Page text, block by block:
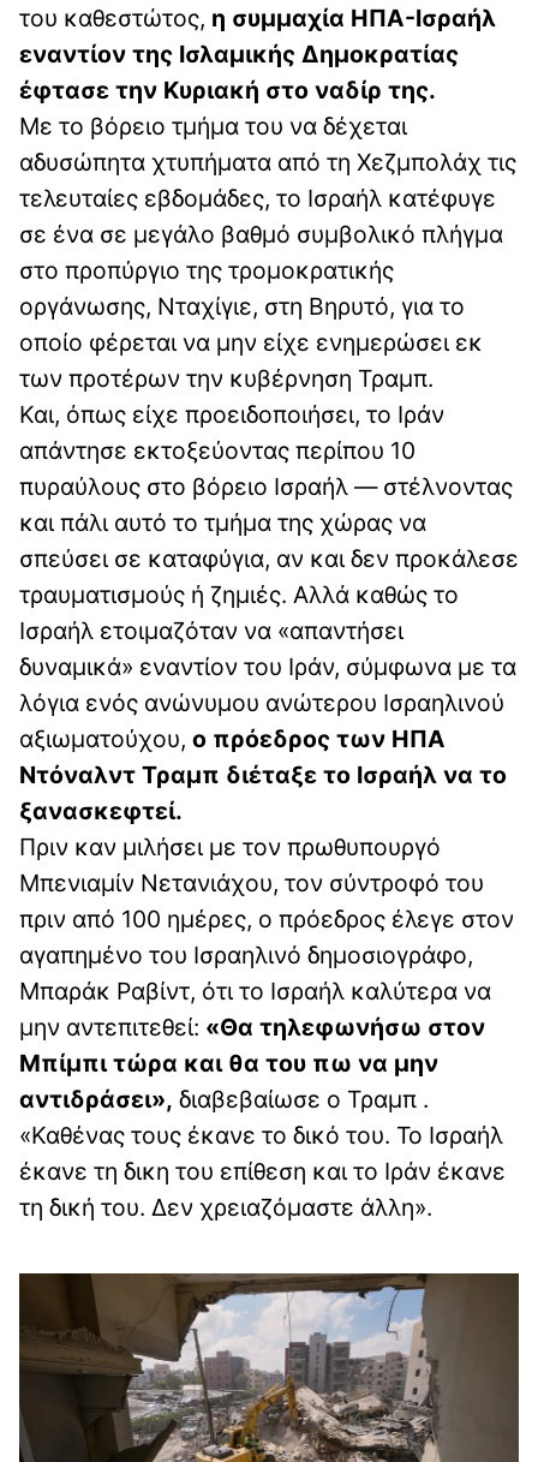
του καθεστώτος, η συμμαχία ΗΠΑ-Ισραήλ
εναντίον της Ισλαμικής Δημοκρατίας
έφτασε την Κυριακή στο ναδίρ της.
Με το βόρειο τμήμα του να δέχεται
αδυσώπητα χτυπήματα από τη Χεζμπολάχ τις
τελευταίες εβδομάδες, το Ισραήλ κατέφυγε
σε ένα σε μεγάλο βαθμό συμβολικό πλήγμα
στο προπύργιο της τρομοκρατικής
οργάνωσης, Νταχίγιε, στη Βηρυτό, για το
οποίο φέρεται να μην είχε ενημερώσει εκ
των προτέρων την κυβέρνηση Τραμπ.
Και, όπως είχε προειδοποιήσει, το Ιράν
απάντησε εκτοξεύοντας περίπου 10
πυραύλους στο βόρειο Ισραήλ — στέλνοντας
και πάλι αυτό το τμήμα της χώρας να
σπεύσει σε καταφύγια, αν και δεν προκάλεσε
τραυματισμούς ή ζημιές. Αλλά καθώς το
Ισραήλ ετοιμαζόταν να «απαντήσει
δυναμικά» εναντίον του Ιράν, σύμφωνα με τα
λόγια ενός ανώνυμου ανώτερου Ισραηλινού
αξιωματούχου, ο πρόεδρος των ΗΠΑ
Ντόναλντ Τραμπ διέταξε το Ισραήλ να το
ξανασκεφτεί.
Πριν καν μιλήσει με τον πρωθυπουργό
Μπενιαμίν Νετανιάχου, τον σύντροφό του
πριν από 100 ημέρες, ο πρόεδρος έλεγε στον
αγαπημένο του Ισραηλινό δημοσιογράφο,
Μπαράκ Ραβίντ, ότι το Ισραήλ καλύτερα να
μην αντεπιτεθεί: «Θα τηλεφωνήσω στον
Μπίμπι τώρα και θα του πω να μην
αντιδράσει», διαβεβαίωσε ο Τραμπ .
«Καθένας τους έκανε το δικό του. Το Ισραήλ
έκανε τη δικη του επίθεση και το Ιράν έκανε
τη δική του. Δεν χρειαζόμαστε άλλη».